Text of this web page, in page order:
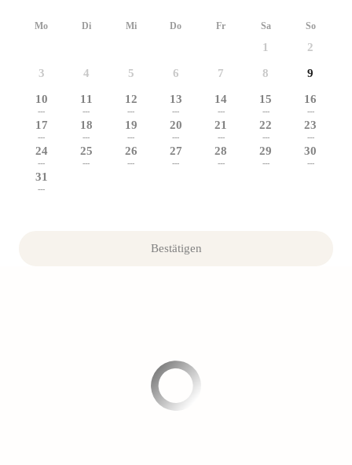
Mo Di Mi Do Fr Sa So
1 2
3 4 5 6 7 8 9
10
---
11
---
12
---
13
---
14
---
15
---
16
---
17
---
18
---
19
---
20
---
21
---
22
---
23
---
24
---
25
---
26
---
27
---
28
---
29
---
30
---
31
---
Bestätigen